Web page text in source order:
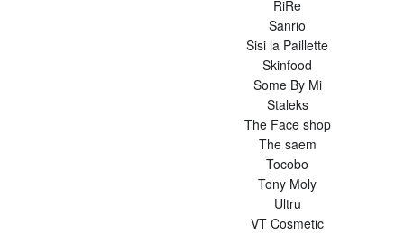
RiRe
Sanrio
Sisi la Paillette
Skinfood
Some By Mi
Staleks
The Face shop
The saem
Tocobo
Tony Moly
Ultru
VT Cosmetic